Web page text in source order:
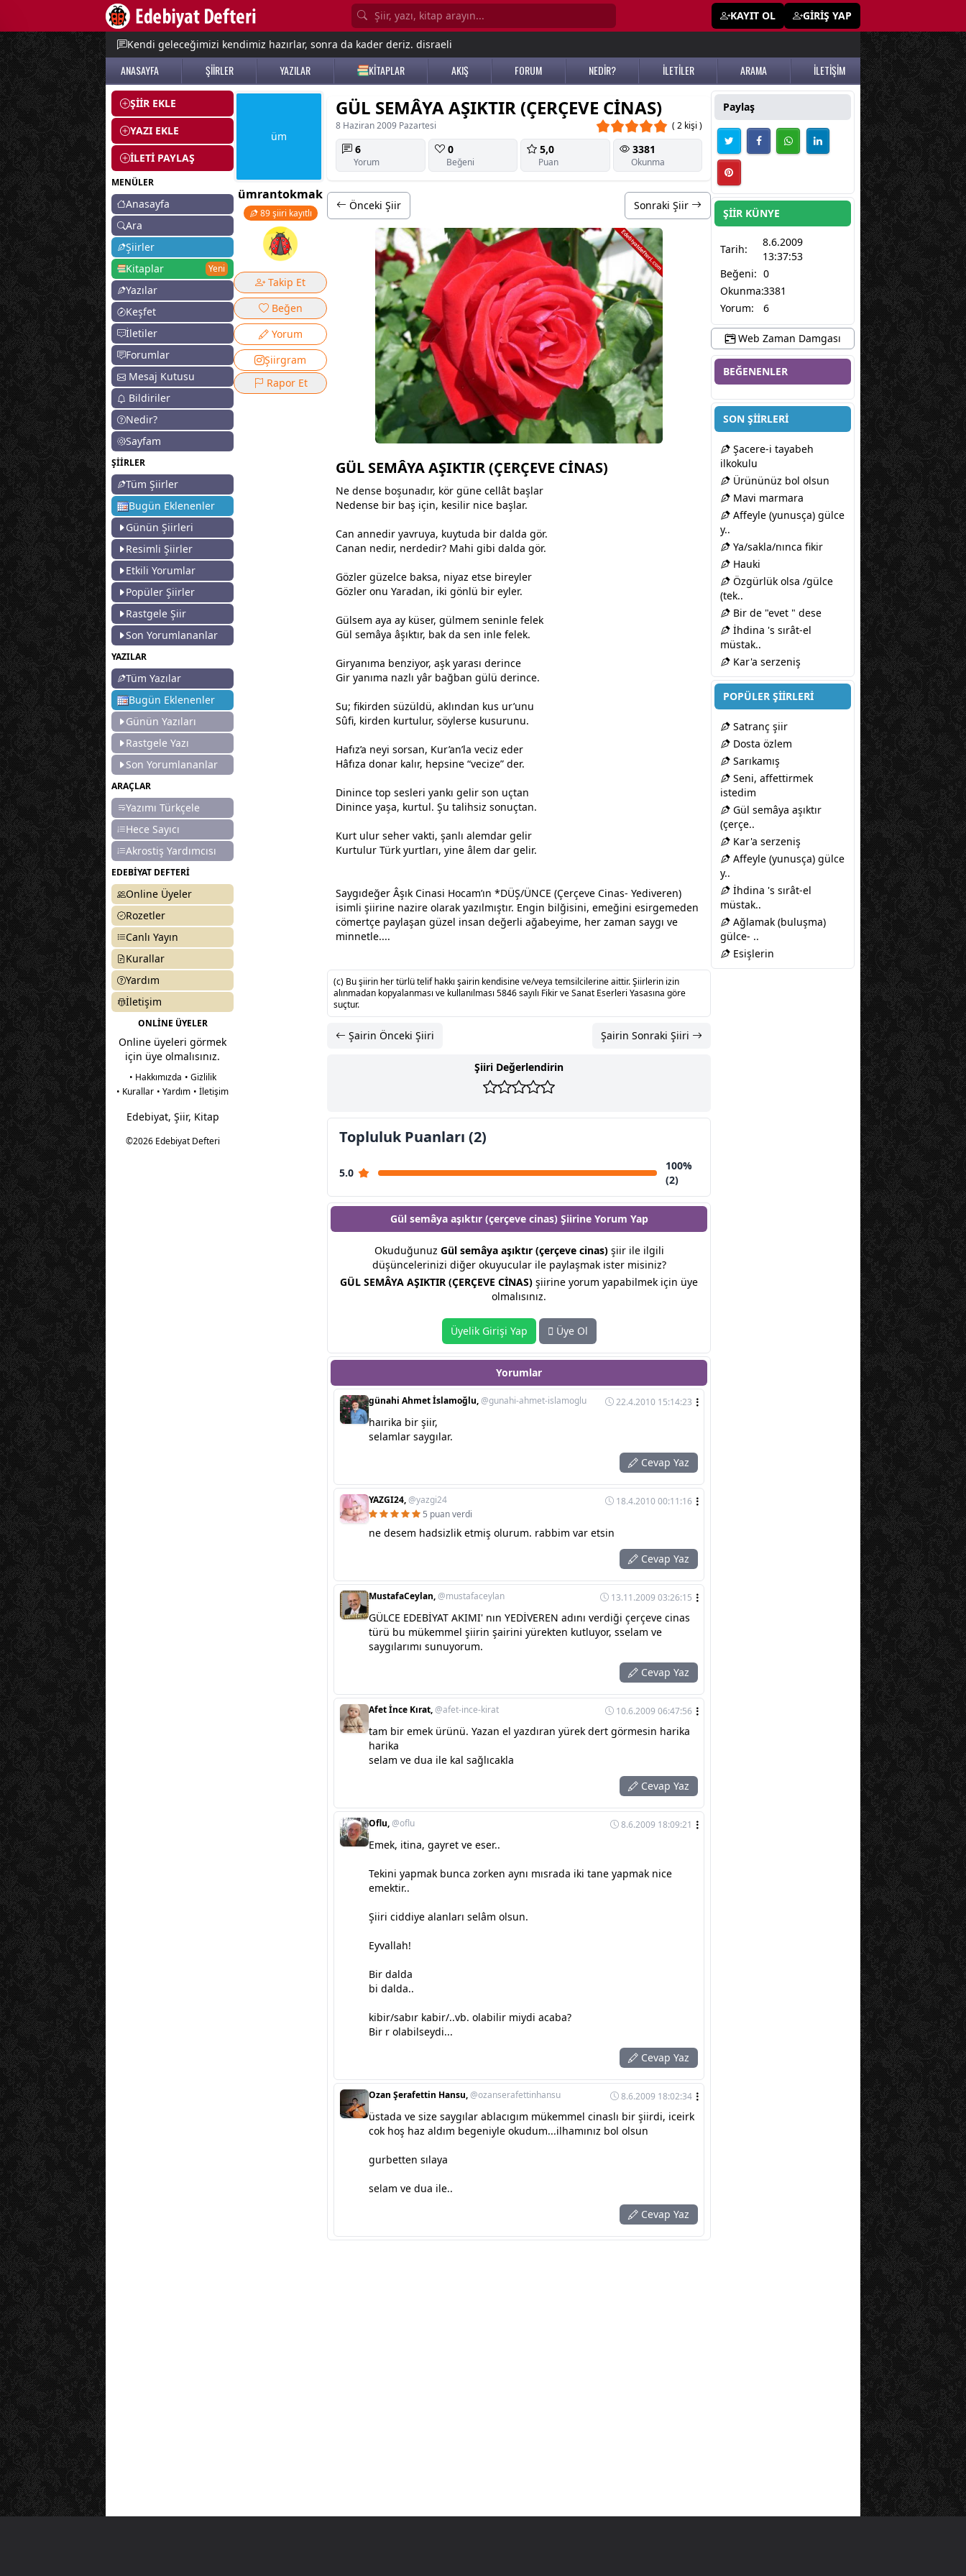
KAYIT OL GİRİŞ YAP
Kendi geleceğimizi kendimiz hazırlar, sonra da kader deriz. disraeli
ANASAYFA ŞİİRLER YAZILAR KİTAPLAR AKIŞ FORUM NEDİR? İLETİLER ARAMA İLETİŞİM
ŞİİR EKLE
YAZI EKLE
İLETİ PAYLAŞ
MENÜLER
Anasayfa
Ara
Şiirler
Kitaplar
Yeni
Yazılar
Keşfet
İletiler
Forumlar
Mesaj Kutusu
Bildiriler
Nedir?
Sayfam
ŞİİRLER
Tüm Şiirler
Bugün Eklenenler
Günün Şiirleri
Resimli Şiirler
Etkili Yorumlar
Popüler Şiirler
Rastgele Şiir
Son Yorumlananlar
YAZILAR
Tüm Yazılar
Bugün Eklenenler
Günün Yazıları
Rastgele Yazı
Son Yorumlananlar
ARAÇLAR
Yazımı Türkçele
Hece Sayıcı
Akrostiş Yardımcısı
EDEBİYAT DEFTERİ
Online Üyeler
Rozetler
Canlı Yayın
Kurallar
Yardım
İletişim
ONLİNE ÜYELER
Online üyeleri görmek
için üye olmalısınız.
• Hakkımızda • Gizlilik
• Kurallar • Yardım • İletişim
Edebiyat, Şiir, Kitap
©2026 Edebiyat Defteri
üm
ümrantokmak
89 şiiri kayıtlı
Takip Et
Beğen
Yorum
Şiirgram
Rapor Et
GÜL SEMÂYA AŞIKTIR (ÇERÇEVE CİNAS)
8 Haziran 2009 Pazartesi ( 2 kişi )
6
Yorum
0
Beğeni
5,0
Puan
3381
Okunma
Önceki Şiir Sonraki Şiir
GÜL SEMÂYA AŞIKTIR (ÇERÇEVE CİNAS)
Ne dense boşunadır, kör güne cellât başlar
Nedense bir baş için, kesilir nice başlar.
Can annedir yavruya, kuytuda bir dalda gör.
Canan nedir, nerdedir? Mahi gibi dalda gör.
Gözler güzelce baksa, niyaz etse bireyler
Gözler onu Yaradan, iki gönlü bir eyler.
Gülsem aya ay küser, gülmem seninle felek
Gül semâya âşıktır, bak da sen inle felek.
Giryanıma benziyor, aşk yarası derince
Gir yanıma nazlı yâr bağban gülü derince.
Su; fikirden süzüldü, aklından kus ur’unu
Sûfi, kirden kurtulur, söylerse kusurunu.
Hafız’a neyi sorsan, Kur’an’la veciz eder
Hâfıza donar kalır, hepsine “vecize” der.
Dinince top sesleri yankı gelir son uçtan
Dinince yaşa, kurtul. Şu talihsiz sonuçtan.
Kurt ulur seher vakti, şanlı alemdar gelir
Kurtulur Türk yurtları, yine âlem dar gelir.
Saygıdeğer Âşık Cinasi Hocam’ın *DÜŞ/ÜNCE (Çerçeve Cinas- Yediveren)
isimli şiirine nazire olarak yazılmıştır. Engin bilğisini, emeğini esirgemeden
cömertçe paylaşan güzel insan değerli ağabeyime, her zaman saygı ve
minnetle....
(c) Bu şiirin her türlü telif hakkı şairin kendisine ve/veya temsilcilerine aittir. Şiirlerin izin
alınmadan kopyalanması ve kullanılması 5846 sayılı Fikir ve Sanat Eserleri Yasasına göre
suçtur.
Şairin Önceki Şiiri Şairin Sonraki Şiiri
Şiiri Değerlendirin
Topluluk Puanları (2)
5.0
100%
(2)
Gül semâya aşıktır (çerçeve cinas) Şiirine Yorum Yap
Okuduğunuz Gül semâya aşıktır (çerçeve cinas)şiir ile ilgili
düşüncelerinizi diğer okuyucular ile paylaşmak ister misiniz?
GÜL SEMÂYA AŞIKTIR (ÇERÇEVE CİNAS) şiirine yorum yapabilmek için üye
olmalısınız.
Üyelik Girişi Yap Üye Ol
Yorumlar
günahi Ahmet İslamoğlu,@gunahi-ahmet-islamoglu 22.4.2010 15:14:23
haırika bir şiir,
selamlar saygılar.
Cevap Yaz
YAZGI24,@yazgi24
18.4.2010 00:11:16
5 puan verdi
ne desem hadsizlik etmiş olurum. rabbim var etsin
Cevap Yaz
MustafaCeylan,@mustafaceylan 13.11.2009 03:26:15
GÜLCE EDEBİYAT AKIMI' nın YEDİVEREN adını verdiği çerçeve cinas
türü bu mükemmel şiirin şairini yürekten kutluyor, sselam ve
saygılarımı sunuyorum.
Cevap Yaz
Afet İnce Kırat,@afet-ince-kirat 10.6.2009 06:47:56
tam bir emek ürünü. Yazan el yazdıran yürek dert görmesin harika
harika
selam ve dua ile kal sağlıcakla
Cevap Yaz
Oflu,@oflu 8.6.2009 18:09:21
Emek, itina, gayret ve eser..
Tekini yapmak bunca zorken aynı mısrada iki tane yapmak nice
emektir..
Şiiri ciddiye alanları selâm olsun.
Eyvallah!
Bir dalda
bi dalda..
kibir/sabır kabir/..vb. olabilir miydi acaba?
Bir r olabilseydi...
Cevap Yaz
Ozan Şerafettin Hansu,@ozanserafettinhansu 8.6.2009 18:02:34
üstada ve size saygılar ablacıgım mükemmel cinaslı bir şiirdi, iceirk
cok hoş haz aldım begeniyle okudum...ilhamınız bol olsun
gurbetten sılaya
selam ve dua ile..
Cevap Yaz
Paylaş
ŞİİR KÜNYE
Tarih:
8.6.2009
13:37:53
Beğeni: 0
Okunma:3381
Yorum:
6
Web Zaman Damgası
BEĞENENLER
SON ŞİİRLERİ
Şacere-i tayabeh
ilkokulu
Ürününüz bol olsun
Mavi marmara
Affeyle (yunusça) gülce
y..
Ya/sakla/nınca fikir
Hauki
Özgürlük olsa /gülce
(tek..
Bir de "evet " dese
İhdina 's sırât-el
müstak..
Kar'a serzeniş
POPÜLER ŞİİRLERİ
Satranç şiir
Dosta özlem
Sarıkamış
Seni, affettirmek
istedim
Gül semâya aşıktır
(çerçe..
Kar'a serzeniş
Affeyle (yunusça) gülce
y..
İhdina 's sırât-el
müstak..
Ağlamak (buluşma)
gülce- ..
Esişlerin
menu